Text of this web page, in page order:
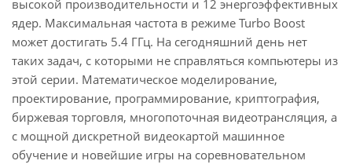
высокой производительности и 12 энергоэффективных
ядер. Максимальная частота в режиме Turbo Boost
может достигать 5.4 ГГц. На сегодняшний день нет
таких задач, с которыми не справляться компьютеры из
этой серии. Математическое моделирование,
проектирование, программирование, криптография,
биржевая торговля, многопоточная видеотрансляция, а
с мощной дискретной видеокартой машинное
обучение и новейшие игры на соревновательном